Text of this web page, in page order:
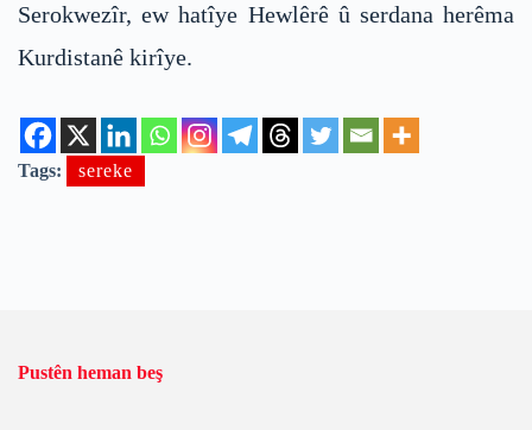
Serokwezîr, ew hatîye Hewlêrê û serdana herêma
Kurdistanê kirîye.
Tags: sereke
Pustên heman beş